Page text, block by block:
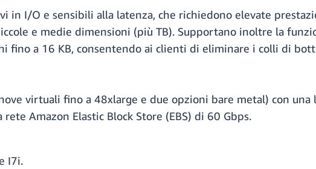
in I/O e sensibili alla latenza, che richiedono elevate
e medie dimensioni (più TB). Supportano inoltre la
fino a 16 KB, consentendo ai clienti di eliminare i colli di
virtuali fino a 48xlarge e due opzioni bare metal) con una
Amazon Elastic Block Store (EBS) di 60 Gbps.
I7i.